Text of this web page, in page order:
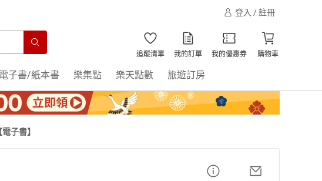
登入 / 註冊
追蹤清單 我的訂單 我的優惠券 購物車
電子書/紙本書 樂集點 樂天點數 旅遊訂房
子書】